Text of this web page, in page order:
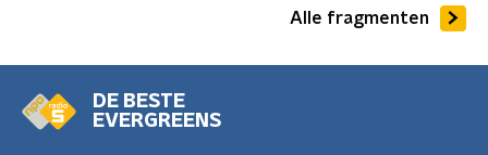
Alle fragmenten
DE BESTE
EVERGREENS